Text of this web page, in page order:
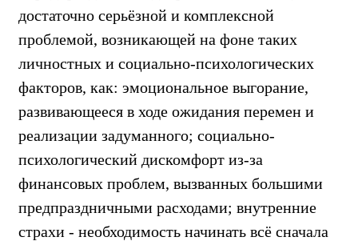
достаточно серьёзной и комплексной
проблемой, возникающей на фоне таких
личностных и социально-психологических
факторов, как: эмоциональное выгорание,
развивающееся в ходе ожидания перемен и
реализации задуманного; социально-
психологический дискомфорт из-за
финансовых проблем, вызванных большими
предпраздничными расходами; внутренние
страхи - необходимость начинать всё сначала